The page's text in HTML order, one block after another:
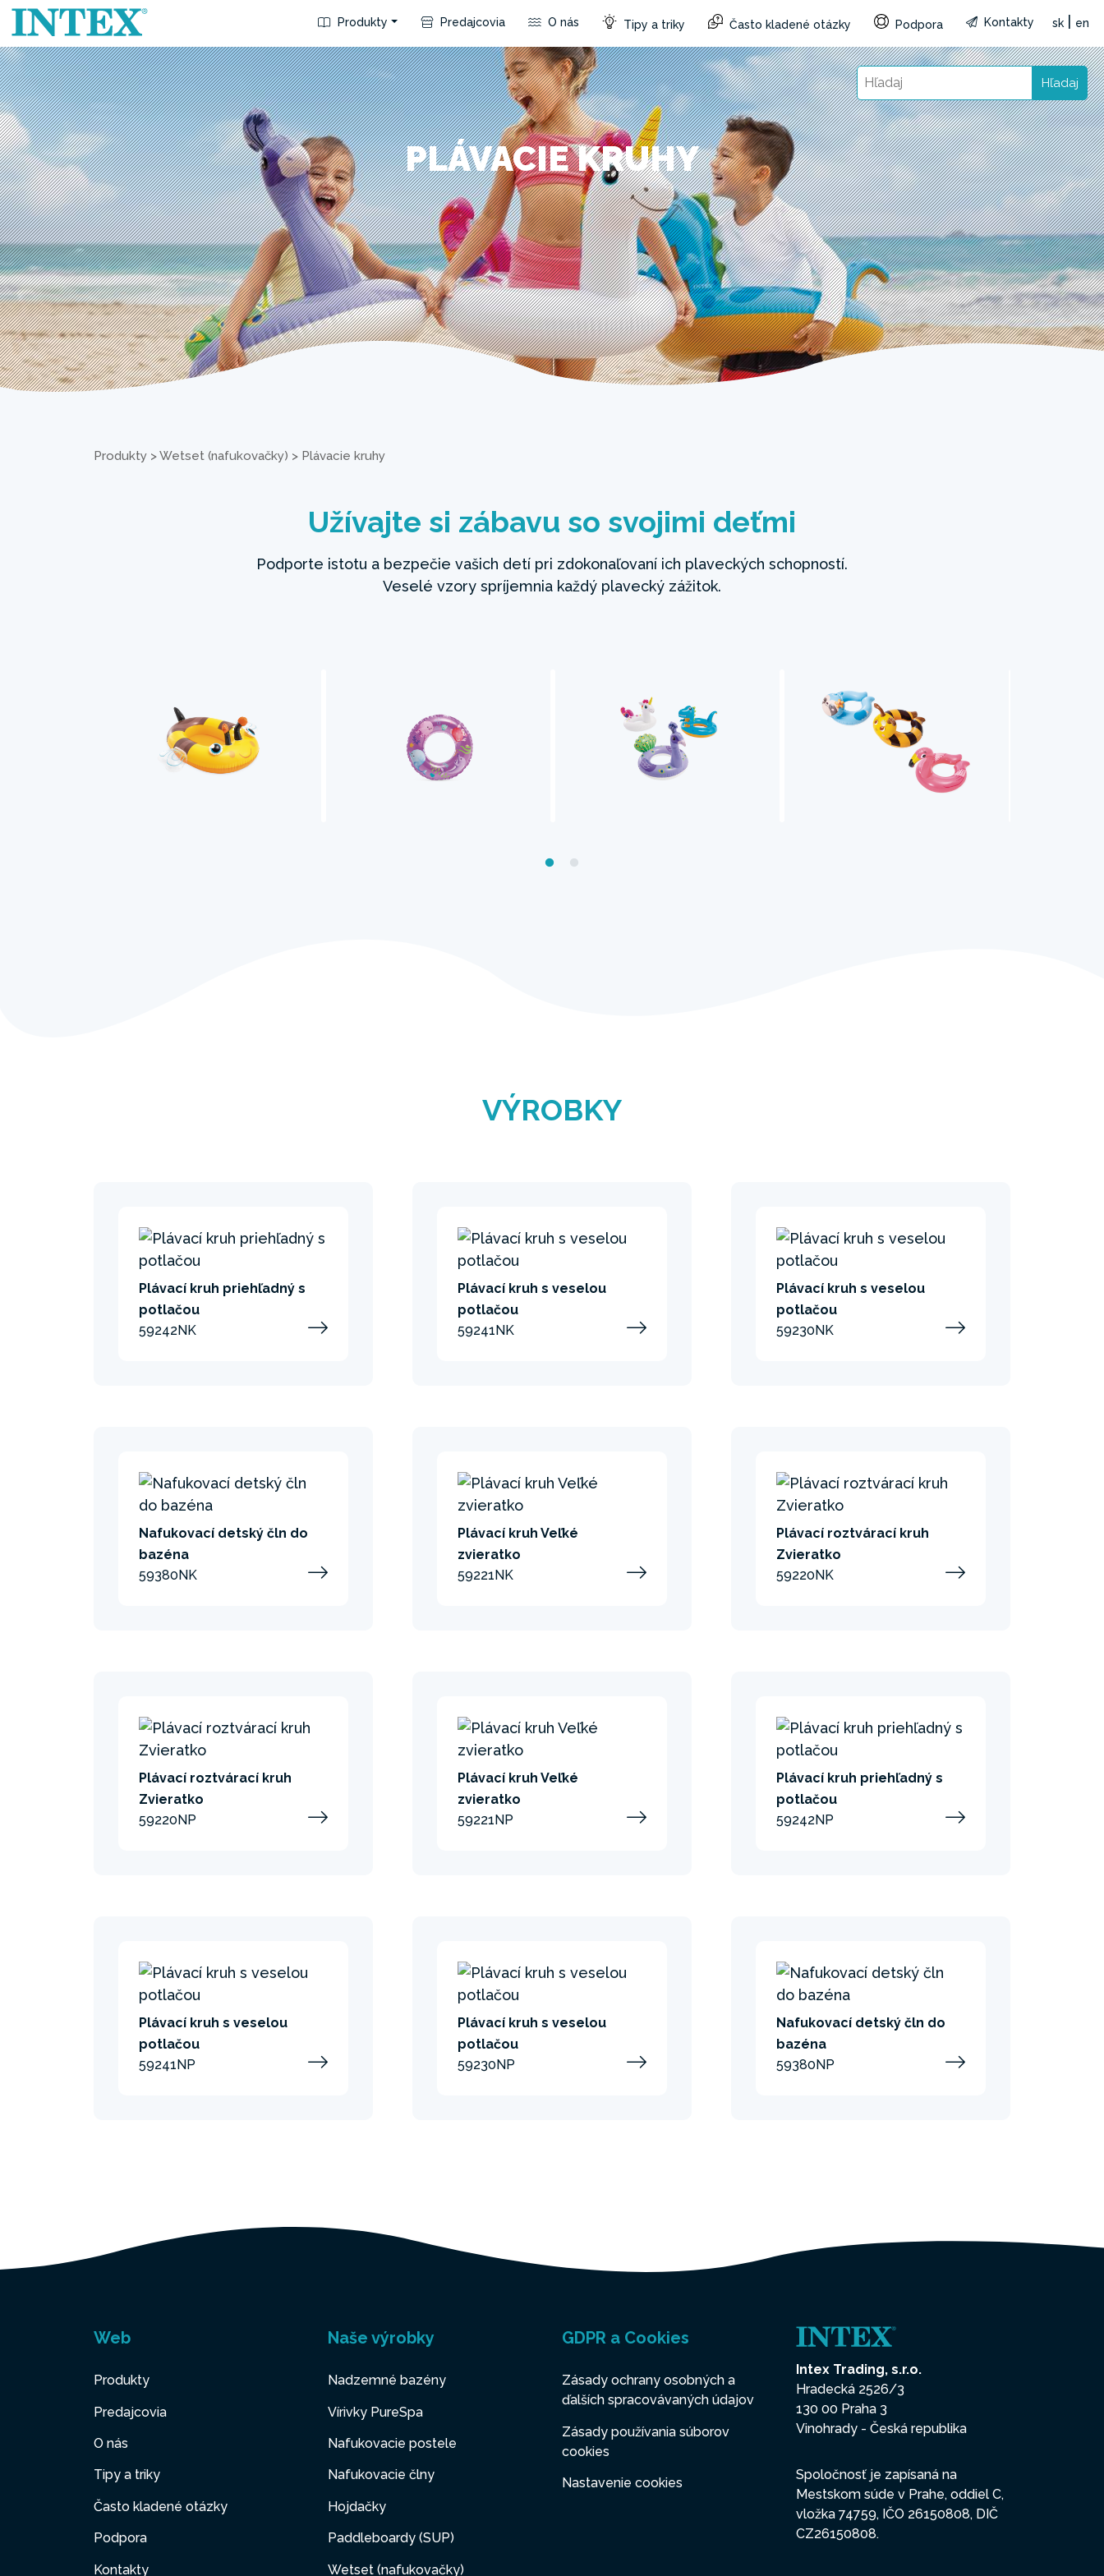
Produkty Predajcovia O nás Tipy a triky Často kladené otázky Podpora Kontakty sk en
Hľadaj
PLÁVACIE KRUHY
Produkty >Wetset (nafukovačky) > Plávacie kruhy
Užívajte si zábavu so svojimi deťmi
Podporte istotu a bezpečie vašich detí pri zdokonaľovaní ich plaveckých schopností.
Veselé vzory spríjemnia každý plavecký zážitok.
VÝROBKY
Plávací kruh priehľadný s
potlačou
59242NK
Plávací kruh s veselou
potlačou
59241NK
Plávací kruh s veselou
potlačou
59230NK
Nafukovací detský čln do
bazéna
59380NK
Plávací kruh Veľké
zvieratko
59221NK
Plávací roztvárací kruh
Zvieratko
59220NK
Plávací roztvárací kruh
Zvieratko
59220NP
Plávací kruh Veľké
zvieratko
59221NP
Plávací kruh priehľadný s
potlačou
59242NP
Plávací kruh s veselou
potlačou
59241NP
Plávací kruh s veselou
potlačou
59230NP
Nafukovací detský čln do
bazéna
59380NP
Web
Produkty
Predajcovia
O nás
Tipy a triky
Často kladené otázky
Podpora
Kontakty
Naše výrobky
Nadzemné bazény
Vírivky PureSpa
Nafukovacie postele
Nafukovacie člny
Hojdačky
Paddleboardy (SUP)
Wetset (nafukovačky)
GDPR a Cookies
Zásady ochrany osobných a
ďalších spracovávaných údajov
Zásady používania súborov
cookies
Nastavenie cookies
Intex Trading, s.r.o.
Hradecká 2526/3
130 00 Praha 3
Vinohrady - Česká republika
Spoločnosť je zapísaná na
Mestskom súde v Prahe, oddiel C,
vložka 74759, IČO 26150808, DIČ
CZ26150808.